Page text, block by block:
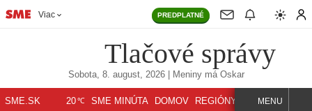
Viac PREDPLATNÉ
Tlačové správy
Sobota, 8. august, 2026| Meniny má Oskar
SME.SK 20℃ SME MINÚTA DOMOV REGIÓNY INDEX SVET
MENU